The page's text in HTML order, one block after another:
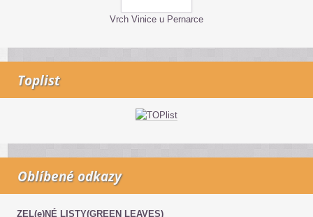
Vrch Vinice u Pernarce
Toplist
Oblíbené odkazy
ZEL(e)NÉ LISTY(GREEN LEAVES)